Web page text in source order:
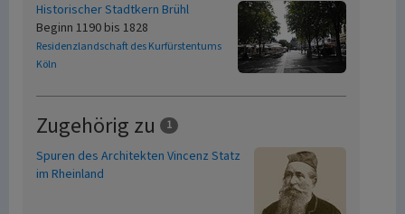
Historischer Stadtkern Brühl
Beginn 1190 bis 1828
Residenzlandschaft des Kurfürstentums
Köln
Zugehörig zu 1
Spuren des Architekten Vincenz Statz
im Rheinland